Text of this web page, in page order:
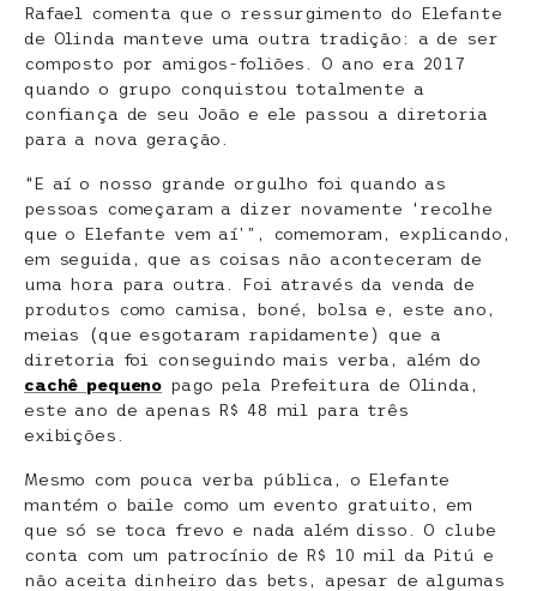
Rafael comenta que o ressurgimento do Elefante
de Olinda manteve uma outra tradição: a de ser
composto por amigos-foliões. O ano era 2017
quando o grupo conquistou totalmente a
confiança de seu João e ele passou a diretoria
para a nova geração.
“E aí o nosso grande orgulho foi quando as
pessoas começaram a dizer novamente ‘recolhe
que o Elefante vem aí’”, comemoram, explicando,
em seguida, que as coisas não aconteceram de
uma hora para outra. Foi através da venda de
produtos como camisa, boné, bolsa e, este ano,
meias (que esgotaram rapidamente) que a
diretoria foi conseguindo mais verba, além do
cachê pequeno pago pela Prefeitura de Olinda,
este ano de apenas R$ 48 mil para três
exibições.
Mesmo com pouca verba pública, o Elefante
mantém o baile como um evento gratuito, em
que só se toca frevo e nada além disso. O clube
conta com um patrocínio de R$ 10 mil da Pitú e
não aceita dinheiro das bets, apesar de algumas